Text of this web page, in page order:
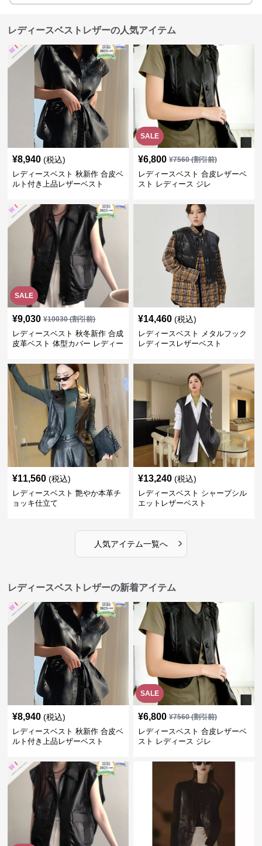
レディースベストレザーの人気アイテム
¥8,940 (税込)
レディースベスト 秋新作 合皮ベ
ルト付き上品レザーベスト
SALE
¥6,800 ¥7560(割引前)
レディースベスト 合皮レザーベ
スト レディース ジレ
SALE
¥9,030 ¥10030(割引前)
レディースベスト 秋冬新作 合成
皮革ベスト 体型カバー レディー
¥14,460 (税込)
レディースベスト メタルフック
レディースレザーベスト
¥11,560 (税込)
レディースベスト 艶やか本革チ
ョッキ仕立て
¥13,240 (税込)
レディースベスト シャープシル
エットレザーベスト
人気アイテム一覧へ ›
レディースベストレザーの新着アイテム
¥8,940 (税込)
レディースベスト 秋新作 合皮ベ
ルト付き上品レザーベスト
SALE
¥6,800 ¥7560(割引前)
レディースベスト 合皮レザーベ
スト レディース ジレ